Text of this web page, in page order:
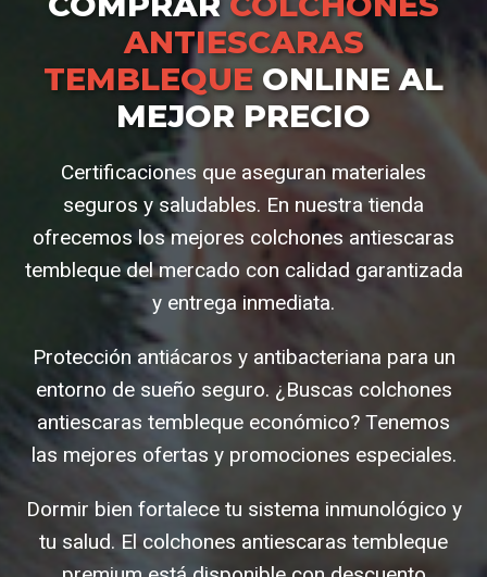
ANTIESCARAS
TEMBLEQUE ONLINE AL
MEJOR PRECIO
Certificaciones que aseguran materiales
seguros y saludables. En nuestra tienda
ofrecemos los mejores colchones antiescaras
tembleque del mercado con calidad garantizada
y entrega inmediata.
Protección antiácaros y antibacteriana para un
entorno de sueño seguro. ¿Buscas colchones
antiescaras tembleque económico? Tenemos
las mejores ofertas y promociones especiales.
Dormir bien fortalece tu sistema inmunológico y
tu salud. El colchones antiescaras tembleque